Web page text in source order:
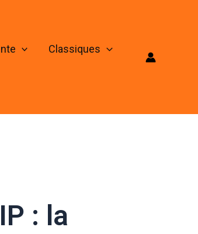
Classiques
: la